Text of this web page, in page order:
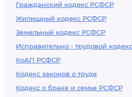
Гражданский кодекс РСФСР
Жилищный кодекс РСФСР
Земельный кодекс РСФСР
Исправительно - трудовой
КоАП РСФСР
Кодекс законов о труде
Кодекс о браке и семье РСФСР